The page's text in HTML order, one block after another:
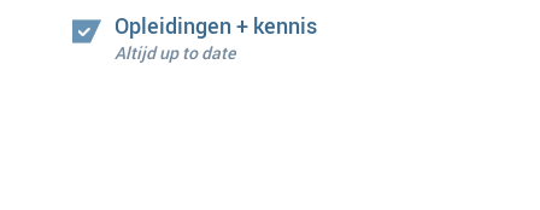
Opleidingen + kennis
Altijd up to date